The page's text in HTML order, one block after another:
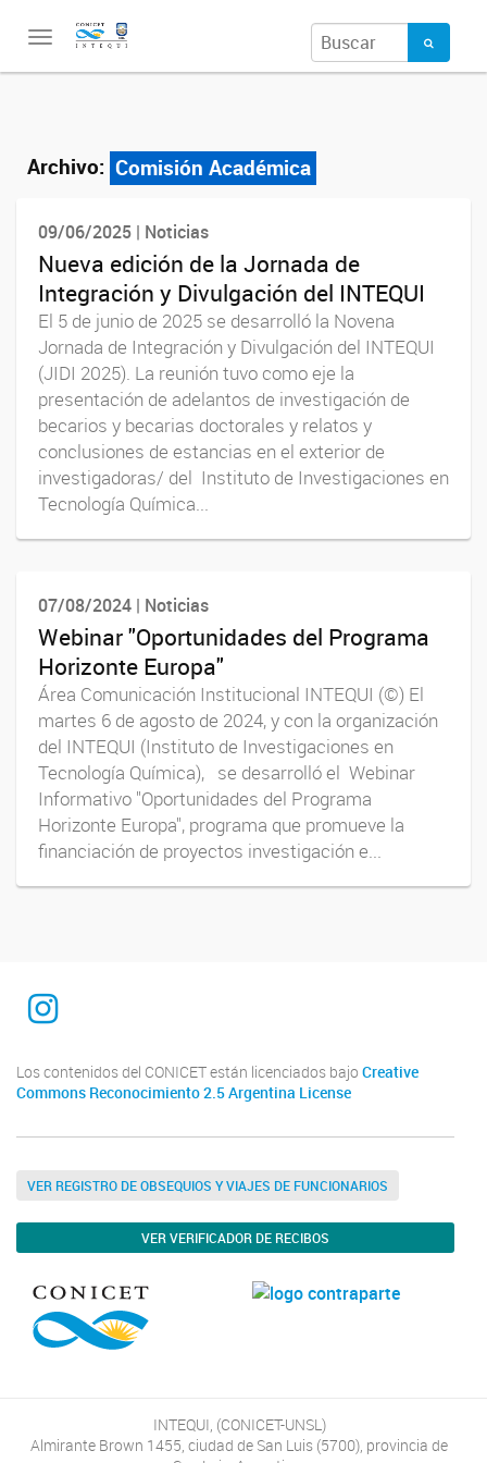
Toggle
Archivo: Comisión Académica
09/06/2025 | Noticias
Nueva edición de la Jornada de
Integración y Divulgación del INTEQUI
El 5 de junio de 2025 se desarrolló la Novena
Jornada de Integración y Divulgación del INTEQUI
(JIDI 2025). La reunión tuvo como eje la
presentación de adelantos de investigación de
becarios y becarias doctorales y relatos y
conclusiones de estancias en el exterior de
investigadoras/ del Instituto de Investigaciones en
Tecnología Química...
07/08/2024 | Noticias
Webinar "Oportunidades del Programa
Horizonte Europa"
Área Comunicación Institucional INTEQUI (©) El
martes 6 de agosto de 2024, y con la organización
del INTEQUI (Instituto de Investigaciones en
Tecnología Química), se desarrolló el Webinar
Informativo "Oportunidades del Programa
Horizonte Europa", programa que promueve la
financiación de proyectos investigación e...
INTEQUI
Los contenidos del CONICET están licenciados bajo Creative
Commons Reconocimiento 2.5 Argentina License
VER REGISTRO DE OBSEQUIOS Y VIAJES DE FUNCIONARIOS
VER VERIFICADOR DE RECIBOS
INTEQUI, (CONICET-UNSL)
Almirante Brown 1455, ciudad de San Luis (5700), provincia de